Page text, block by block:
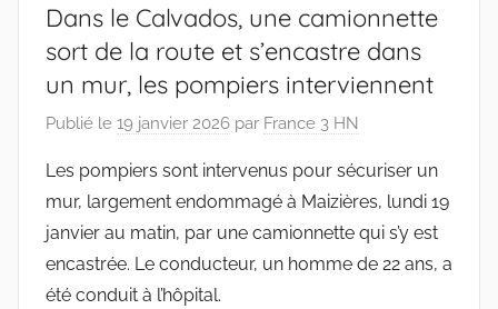
Dans le Calvados, une camionnette
sort de la route et s’encastre dans
un mur, les pompiers interviennent
Publié le 19 janvier 2026 par France 3 HN
Les pompiers sont intervenus pour sécuriser un
mur, largement endommagé à Maizières, lundi 19
janvier au matin, par une camionnette qui s’y est
encastrée. Le conducteur, un homme de 22 ans, a
été conduit à l’hôpital.